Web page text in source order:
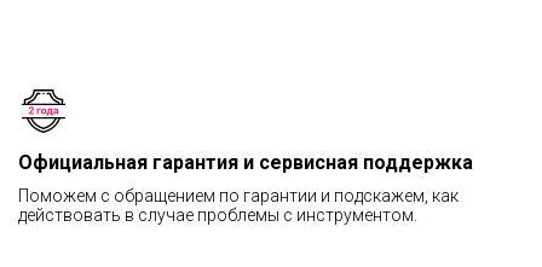
Официальная гарантия и сервисная поддержка
Поможем с обращением по гарантии и подскажем, как
действовать в случае проблемы с инструментом.